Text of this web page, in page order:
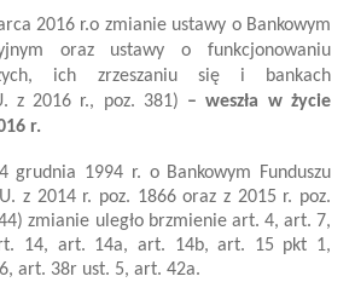
2016 r.o zmianie ustawy o Bankowym
oraz ustawy o funkcjonowaniu
ich zrzeszaniu się i
bankach
z 2016 r., poz. 381) – weszła w życie
r.
grudnia 1994 r. o Bankowym Funduszu
z 2014 r. poz. 1866 oraz z 2015 r. poz.
zmianie uległo brzmienie art. 4, art. 7,
14, art. 14a, art. 14b, art. 15 pkt 1,
art. 38r ust. 5, art. 42a.